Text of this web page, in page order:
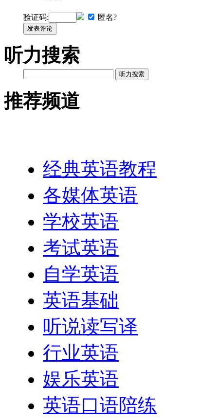
验证码: 匿名?
发表评论
听力搜索
听力搜索
推荐频道
经典英语教程
各媒体英语
学校英语
考试英语
自学英语
英语基础
听说读写译
行业英语
娱乐英语
英语口语陪练